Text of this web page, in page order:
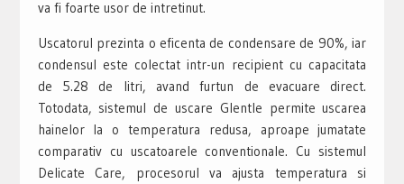
va fi foarte usor de intretinut.
Uscatorul prezinta o eficenta de condensare de 90%, iar
condensul este colectat intr-un recipient cu capacitata
de 5.28 de litri, avand furtun de evacuare direct.
Totodata, sistemul de uscare Glentle permite uscarea
hainelor la o temperatura redusa, aproape jumatate
comparativ cu uscatoarele conventionale. Cu sistemul
Delicate Care, procesorul va ajusta temperatura si